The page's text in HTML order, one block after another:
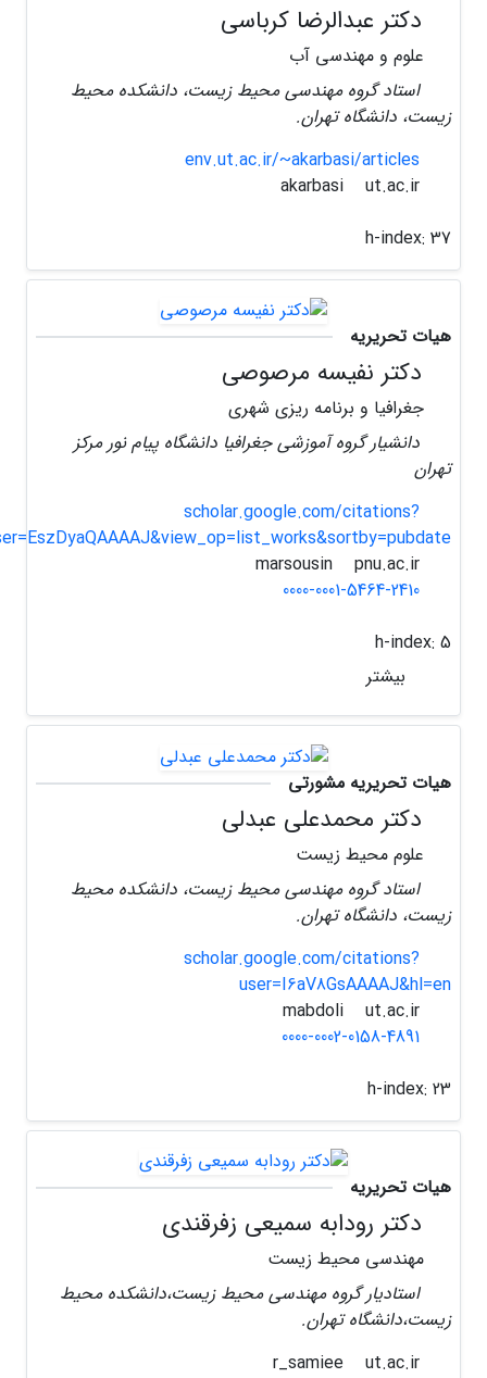
دکتر عبدالرضا کرباسی
علوم و مهندسی آب
استاد گروه مهندسی محیط زیست، دانشکده محیط
زیست، دانشگاه تهران.
env.ut.ac.ir/~akarbasi/articles
ut.ac.ir
h-index: 37
هیات تحریریه
دکتر نفیسه مرصوصی
جغرافیا و برنامه ریزی شهری
دانشیار گروه آموزشی جغرافیا دانشگاه پیام نور مرکز
تهران
scholar.google.com/citations?
pnu.ac.ir
0000-0001-5464-2410
h-index: 5
بیشتر
هیات تحریریه مشورتی
دکتر محمدعلی عبدلی
علوم محیط زیست
استاد گروه مهندسی محیط زیست، دانشکده محیط
زیست، دانشگاه تهران.
scholar.google.com/citations?
user=I6aV8GsAAAAJ&hl=en
ut.ac.ir
0000-0002-0158-4891
h-index: 23
هیات تحریریه
دکتر رودابه سمیعی زفرقندی
مهندسی محیط زیست
استادیار گروه مهندسی محیط زیست،دانشکده محیط
زیست،دانشگاه تهران.
ut.ac.ir